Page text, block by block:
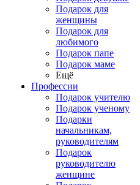
Подарок для
женщины
Подарок для
любимого
Подарок папе
Подарок маме
Ещё
Профессии
Подарок учителю
Подарок ученому
Подарки
начальникам,
руководителям
Подарок
руководителю
женщине